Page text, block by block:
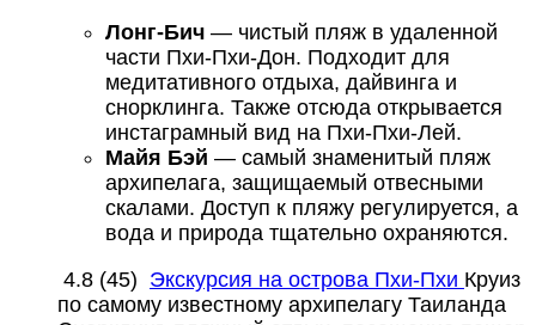
Лонг-Бич — чистый пляж в удаленной
части Пхи-Пхи-Дон. Подходит для
медитативного отдыха, дайвинга и
снорклинга. Также отсюда открывается
инстаграмный вид на Пхи-Пхи-Лей.
Майя Бэй — самый знаменитый пляж
архипелага, защищаемый отвесными
скалами. Доступ к пляжу регулируется, а
вода и природа тщательно охраняются.
4.8 (45) Экскурсия на острова Пхи-Пхи Круиз
по самому известному архипелагу Таиланда